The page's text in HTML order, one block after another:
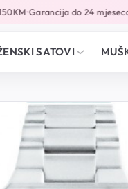
•Garancija do 24 mjeseca•
SATOVI